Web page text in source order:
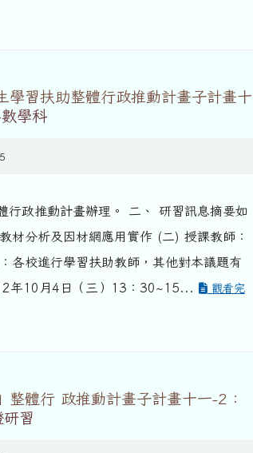
學習扶助整體行政推動計畫子計畫十
學科
行政推動計畫辦理。 二、 研習訊息摘要如
材分析及因材網應用實作 (二) 授課教師：
各校進行學習扶助教師，其他對本議題有
年10月4日（三）13：30~15...
觀看完
體行 政推動計畫子計畫十一-2：
習